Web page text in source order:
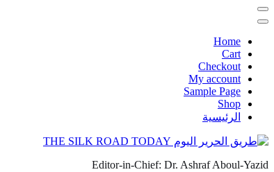
Home
Cart
Checkout
My account
Sample Page
Shop
الرئيسية
Editor-in-Chief: Dr. Ashraf Aboul-Yazid